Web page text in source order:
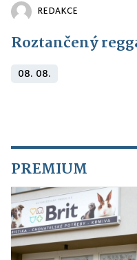
REDAKCE
Roztančený
08. 08.
PREMIUM